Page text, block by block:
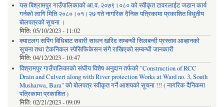
यस बिश्रामपुर गाउँपालिकाको आ.व. २०७९।०८० को स्वीकृत टावरलाईट जडान कार्य
गर्नको लागि मिति २०८०।०१।२७ गते नागरिक दैनिक पत्रिकामा प्रकाशित विधुतीय
बोलपत्रको सूचना ।
मिति: 05/10/2023 - 11:02
क्याटलग सपिंग विधिबाट सवारी साधन खरिद सम्बन्धी सिलबन्दी प्रस्ताव आव्हानको
सूचना तथा टेकनिकल स्पेसिफिकेसन संगै राखिएको सम्बन्धी जानकारी
मिति: 04/12/2023 - 10:47
विश्रामपुर गाउँपालिकाको संघीय विशेष अनुदान तर्फको "Construction of RCC
Drain and Culvert along with River protection Works at Ward no. 3, South
Musharwa, Bara" को बोलपत्र स्वीकृत गर्ने आशयको सूचना !!! ( नागरिक दैनिकमा
पत्रिकामा प्रकाशित )
मिति: 02/21/2023 - 09:09